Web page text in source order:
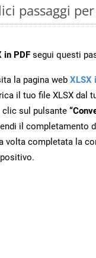
passaggi
in PDF segui questi
la pagina web XLSX
il tuo file XLSX dal
clic sul pulsante
il completamento
volta completata la